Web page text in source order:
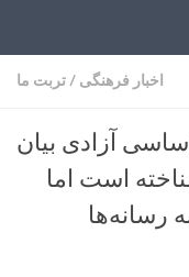
اخبار فرهنگی /تربت ما
آزادی بیان
است اما
رسانه‌ها